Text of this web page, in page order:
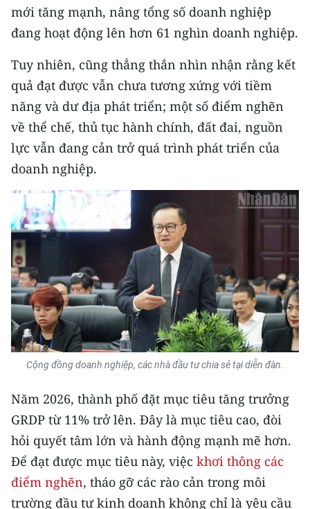
Media Giáo dục
Media Y tế
Media Khoa học - Công nghệ
Media Môi trường
Ảnh
Infographic
TIN MỚI
TIN ĐỊA PHƯƠNG
Trung du và miền núi phía Bắc
Đồng bằng sông Hồng
Bắc Trung Bộ
Duyên hải Nam Trung Bộ và Tây
Đông Nam Bộ
Đồng bằng sông Cửu Long
Chuyên trang Hà Nội
mới tăng mạnh, nâng tổng số doanh nghiệp
đang hoạt động lên hơn 61 nghìn doanh nghiệp.
Tuy nhiên, cũng thẳng thắn nhìn nhận rằng kết
quả đạt được vẫn chưa tương xứng với tiềm
năng và dư địa phát triển; một số điểm nghẽn
về thể chế, thủ tục hành chính, đất đai, nguồn
lực vẫn đang cản trở quá trình phát triển của
doanh nghiệp.
Cộng đồng doanh nghiệp, các nhà đầu tư chia sẻ tại diễn đàn.
Năm 2026, thành phố đặt mục tiêu tăng trưởng
GRDP từ 11% trở lên. Đây là mục tiêu cao, đòi
hỏi quyết tâm lớn và hành động mạnh mẽ hơn.
Để đạt được mục tiêu này, việc khơi thông các
điểm nghẽn, tháo gỡ các rào cản trong môi
trường đầu tư kinh doanh không chỉ là yêu cầu